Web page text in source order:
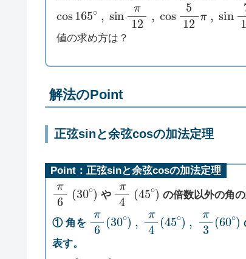
165∘ sin 12 12 sin
値の求め方は？
解法のPoint
正弦sinと余弦cosの加法定理
Point：正弦sinと余弦cosの加法定理
π6 (30∘
や
π4 (45∘
の倍数以外の角
① 角を
π6 (30∘ π4 (45∘ π3 (60∘
表す。